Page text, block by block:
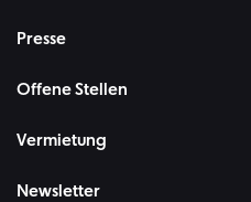
Presse
Offene Stellen
Vermietung
Newsletter